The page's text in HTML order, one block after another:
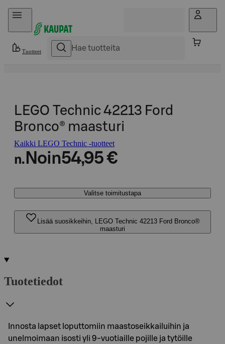
Hyppää sisältöön
Tuotteet
LEGO Technic 42213 Ford
Bronco® maasturi
Kaikki LEGO Technic -tuotteet
n. Noin54,95 €
Valitse toimitustapa
Lisää suosikkeihin, LEGO Technic 42213 Ford Bronco®
maasturi
Tuotetiedot
Innosta lapset loputtomiin maastoseikkailuihin ja
unelmoimaan isosti yli 9-vuotiaille pojille ja tytöille